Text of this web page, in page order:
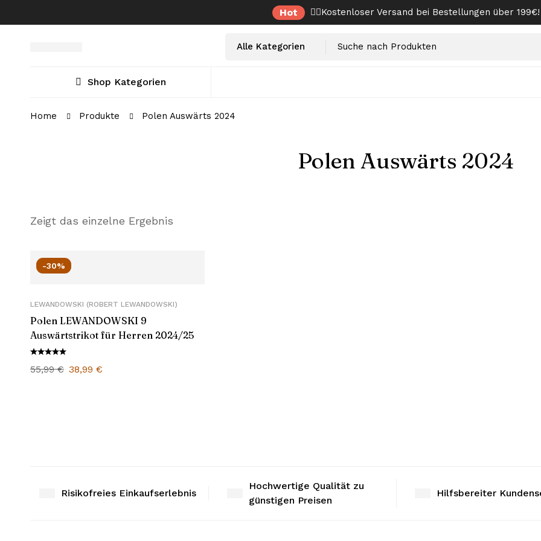
Hot ✌🏼Kostenloser Versand bei Bestellungen über 199€!
Shop Kategorien
Home Produkte Polen Auswärts 2024
Polen Auswärts 2024
Zeigt das einzelne Ergebnis
-30%
LEWANDOWSKI (ROBERT LEWANDOWSKI)
Polen LEWANDOWSKI 9
Auswärtstrikot für Herren 2024/25
55,99€ 38,99 €
Risikofreies Einkaufserlebnis
Hochwertige Qualität zu
günstigen Preisen
Hilfsbereiter